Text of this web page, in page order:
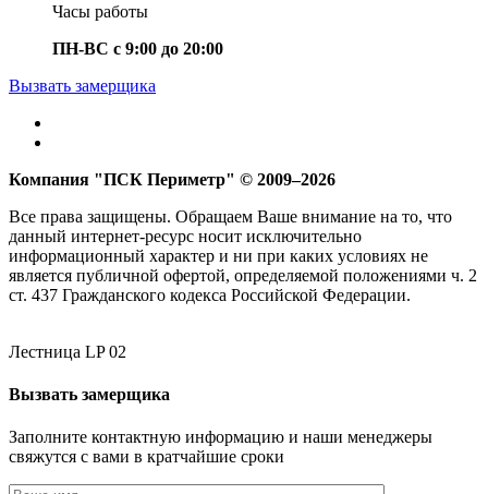
Часы работы
ПН-ВС с 9:00 до 20:00
Вызвать замерщика
Компания "ПСК Периметр" © 2009–2026
Все права защищены. Обращаем Ваше внимание на то, что
данный интернет-ресурс носит исключительно
информационный характер и ни при каких условиях не
является публичной офертой, определяемой положениями ч. 2
ст. 437 Гражданского кодекса Российской Федерации.
Лестница LP 02
Вызвать замерщика
Заполните контактную информацию и наши менеджеры
свяжутся с вами в кратчайшие сроки